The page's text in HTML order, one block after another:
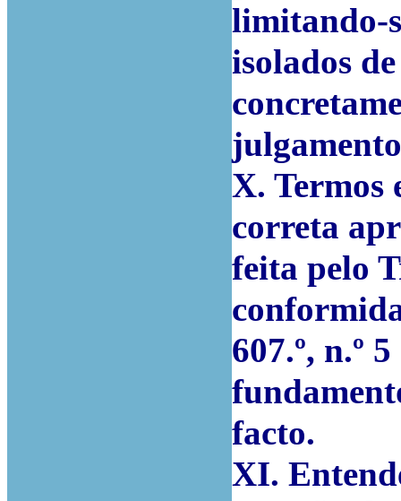
limitando-
isolados
X. Termos
correta
feita pelo
607.º, n.º
facto.
XI.